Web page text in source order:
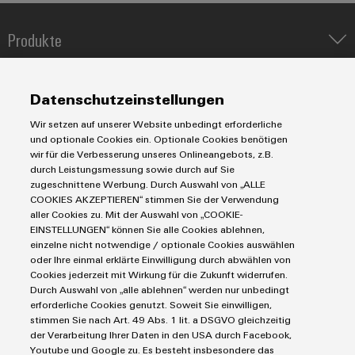
Weidmüller
Configurator
Digital
Engineering
auf einem
neuen Niveau
‒ intuitiv,
unkompliziert,
schnell
Produkte
Koppelrelais
Leiterplattensteckverbinder und Leiterplattenklemmen
Markierungssysteme
Reihenklemmen
Stromversorgungen
Industrial IoT
Industrial Security
Single Pair Ethernet
Smart Metering
SNAP IN Anschlusstechnologie
Workplace Solutions
Service
Connectivity Consulting
eShop / Digitale Bestellmöglichkeiten
Engineering-Daten
PCB Connector Services
Support Center
Technische Produktkataloge
Weidmüller Configurator
Industrien
Datencenter
Gerätehersteller
Maschinenbau
Photovoltaik
Wasserstoff
Weidmüller Industry Match
Windenergie
Impressum
Einkaufs- /Lieferanteninformationen
Datenschutzerklärung
Cookie Richtlinie
Cookie Einstellungen
Datenschutzeinstellungen
Wir setzen auf unserer Website unbedingt erforderliche
und optionale Cookies ein. Optionale Cookies benötigen
wir für die Verbesserung unseres Onlineangebots, z.B.
durch Leistungsmessung sowie durch auf Sie
zugeschnittene Werbung. Durch Auswahl von „ALLE
COOKIES AKZEPTIEREN“ stimmen Sie der Verwendung
aller Cookies zu. Mit der Auswahl von „COOKIE-
EINSTELLUNGEN“ können Sie alle Cookies ablehnen,
einzelne nicht notwendige / optionale Cookies auswählen
oder Ihre einmal erklärte Einwilligung durch abwählen von
Cookies jederzeit mit Wirkung für die Zukunft widerrufen.
Durch Auswahl von „alle ablehnen“ werden nur unbedingt
erforderliche Cookies genutzt. Soweit Sie einwilligen,
stimmen Sie nach Art. 49 Abs. 1 lit. a DSGVO gleichzeitig
der Verarbeitung Ihrer Daten in den USA durch Facebook,
Youtube und Google zu. Es besteht insbesondere das